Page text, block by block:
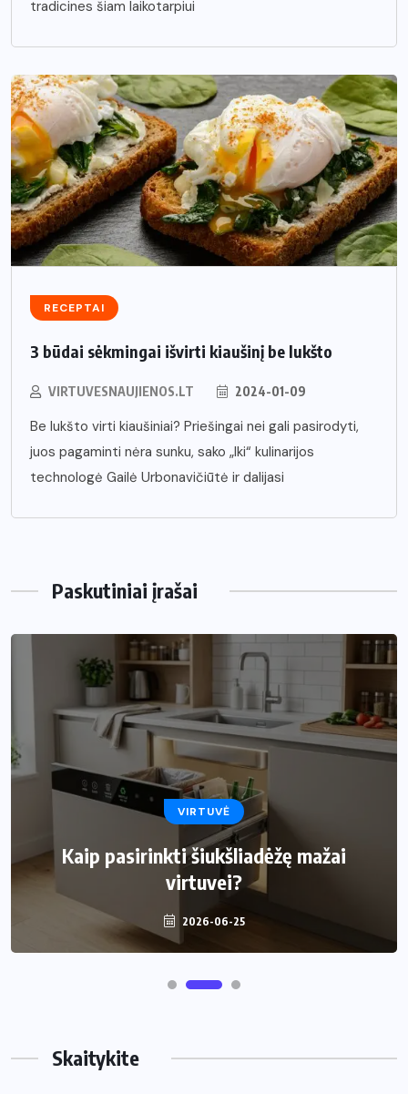
tradicines šiam laikotarpiui
RECEPTAI
3 būdai sėkmingai išvirti kiaušinį be lukšto
VIRTUVESNAUJIENOS.LT 2024-01-09
Be lukšto virti kiaušiniai? Priešingai nei gali pasirodyti,
juos pagaminti nėra sunku, sako „Iki“ kulinarijos
technologė Gailė Urbonavičiūtė ir dalijasi
Paskutiniai įrašai
VIRTUVĖ
Kaip pasirinkti šiukšliadėžę mažai
virtuvei?
2026-06-25
Skaitykite